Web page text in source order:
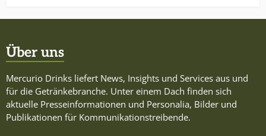
Über uns
Mercurio Drinks liefert News, Insights und Services aus und
für die Getränkebranche. Unter einem Dach finden sich
aktuelle Presseinformationen und Personalia, Bilder und
Publikationen für Kommunikationstreibende.